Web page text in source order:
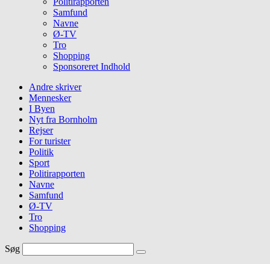
Samfund
Navne
Ø-TV
Tro
Shopping
Sponsoreret Indhold
Andre skriver
Mennesker
I Byen
Nyt fra Bornholm
Rejser
For turister
Politik
Sport
Politirapporten
Navne
Samfund
Ø-TV
Tro
Shopping
Søg